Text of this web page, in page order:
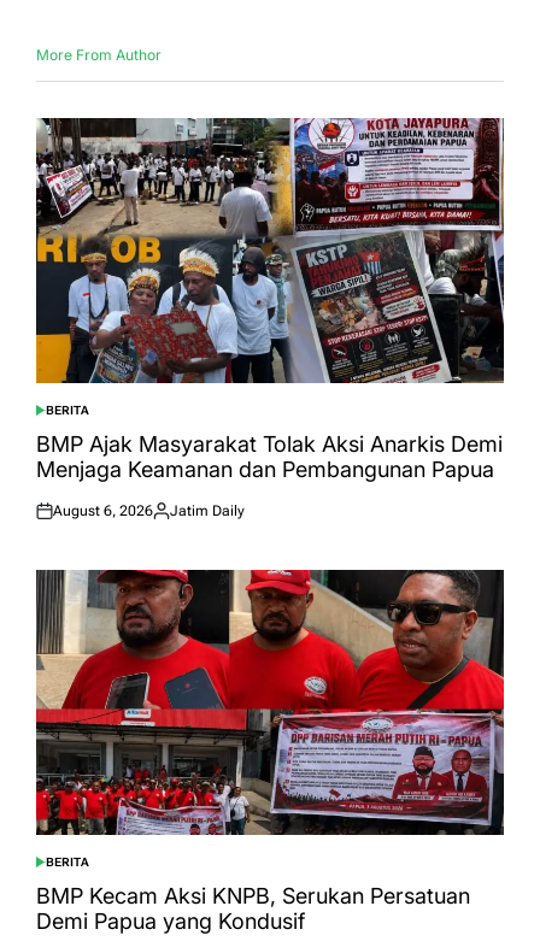
More From Author
POSTED
IN
BERITA
BMP Ajak Masyarakat Tolak Aksi Anarkis Demi
Menjaga Keamanan dan Pembangunan Papua
Posted
August 6, 2026
Posted
Jatim Daily
POSTED
IN
BERITA
BMP Kecam Aksi KNPB, Serukan Persatuan
Demi Papua yang Kondusif